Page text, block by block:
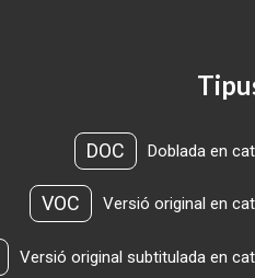
DOC Doblada en
VOC Versió original en
Versió original subtitulada en